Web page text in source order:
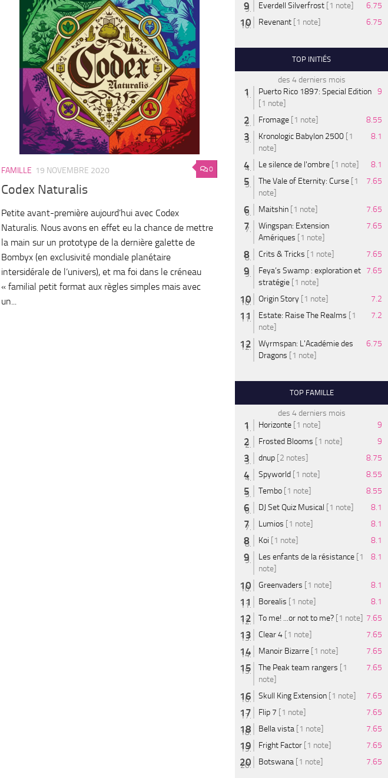
0
FAMILLE 19 NOVEMBRE 2020
Codex Naturalis
Petite avant-première aujourd’hui avec Codex
Naturalis. Nous avons en effet eu la chance de mettre
la main sur un prototype de la dernière galette de
Bombyx (en exclusivité mondiale planétaire
intersidérale de l’univers), et ma foi dans le créneau
« familial petit format aux règles simples mais avec
un...
Everdell Silverfrost [1 note]
6.75
Revenant [1 note] 6.75
TOP INITIÉS
des 4 derniers mois
Puerto Rico 1897: Special Edition
[1 note]
9
Fromage [1 note]
8.55
Kronologic Babylon 2500 [1
note]
8.1
Le silence de l'ombre [1 note]
8.1
The Vale of Eternity: Curse [1
note]
7.65
Maitshin [1 note]
7.65
Wingspan: Extension
Amériques [1 note]
7.65
Crits & Tricks [1 note]
7.65
Feya’s Swamp : exploration et
stratégie [1 note]
7.65
Origin Story [1 note]
7.2
Estate: Raise The Realms [1
note]
7.2
Wyrmspan: L'Académie des
Dragons [1 note]
6.75
TOP FAMILLE
des 4 derniers mois
Horizonte [1 note]
9
Frosted Blooms [1 note]
9
dnup [2 notes]
8.75
Spyworld [1 note]
8.55
Tembo [1 note]
8.55
DJ Set Quiz Musical [1 note]
8.1
Lumios [1 note]
8.1
Koi [1 note]
8.1
Les enfants de la résistance [1
note]
8.1
Greenvaders [1 note]
8.1
Borealis [1 note]
8.1
To me! ...or not to me? [1 note]
7.65
Clear 4 [1 note]
7.65
Manoir Bizarre [1 note]
7.65
The Peak team rangers [1
note]
7.65
Skull King Extension [1 note]
7.65
Flip 7 [1 note]
7.65
Bella vista [1 note]
7.65
Fright Factor [1 note]
7.65
Botswana [1 note] 7.65